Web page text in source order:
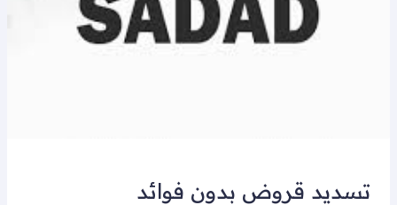
تسديد قروض بدون فوائد